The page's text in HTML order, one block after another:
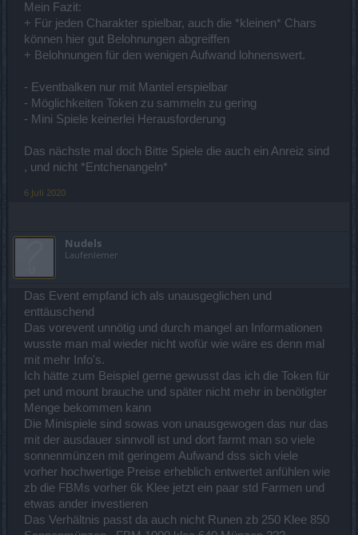
Mein Fazit:
+ Für jeden Charakter spielbar, auch die *kleinen* Chars
können hier gut Belohnungen abgreiffen
+ Belohnungen für den wenigen Aufwand lohnenswert.
- Eventbalken nur mit Mantel erspielbar
- Möglichkeiten Token zu sammeln zu gering
- Mini Spiele keinerlei Herausforderung
Das nächste mal doch Bitte Spiele die auch ein Anreiz sind
, und nicht *Entchenangeln*
6 Juli 2020
Nudels
Laufenlerner
Das Event empfand ich als unausgeglichen und
enttäuschend
Das vorevent unnötig und durch mangel an Informationen
wusste man mal wieder nicht wofür wie wäre es denn mal
mit mehr Info's.
Ich hätte zum Beispiel gerne gewusst das ich die Token für
pet und mount brauche und später nicht mehr in benötigter
Menge bekommen kann
Die Minispiele sind sowas von unausgewogen das nur das
mit der ausdauer sinnvoll ist und dort farmt man so viele
sonnenmünzen mit geringem Aufwand dss sich viele
vorher hochwertige Preise erheblich entwertet anfühlen wie
zb die FBMs vorher 6k Klee jetzt ein paar std Farmen und
etwas ander investieren
Das Verhältnis passt da auch nicht Runen zb 250 Klee 850